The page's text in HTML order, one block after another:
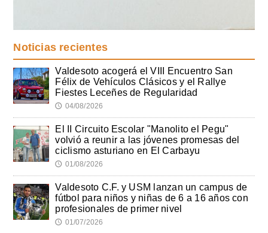
Noticias recientes
Valdesoto acogerá el VIII Encuentro San
Félix de Vehículos Clásicos y el Rallye
Fiestes Leceñes de Regularidad
🕔 04/08/2026
El II Circuito Escolar "Manolito el Pegu"
volvió a reunir a las jóvenes promesas del
ciclismo asturiano en El Carbayu
🕔 01/08/2026
Valdesoto C.F. y USM lanzan un campus de
fútbol para niños y niñas de 6 a 16 años con
profesionales de primer nivel
🕔 01/07/2026